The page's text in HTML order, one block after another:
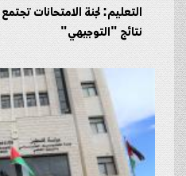
التعليم: لجنة الامتحانات
نتائج "التوجيهي"